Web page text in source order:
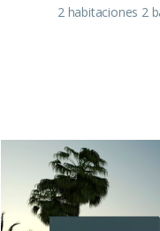
2 habitaciones 2